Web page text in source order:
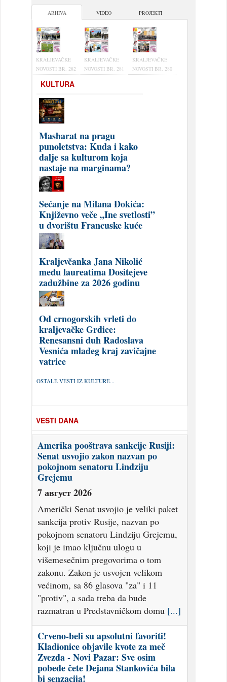
ARHIVA VIDEO PROJEKTI
KRALJEVAČKE
NOVOSTI BR. 282
KRALJEVAČKE
NOVOSTI BR. 281
KRALJEVAČKE
NOVOSTI BR. 280
KULTURA
Masharat na pragu
punoletstva: Kuda i kako
dalje sa kulturom koja
nastaje na marginama?
Sećanje na Milana Đokića:
Književno veče „Ine svetlosti”
u dvorištu Francuske kuće
Kraljevčanka Jana Nikolić
među laureatima Dositejeve
zadužbine za 2026 godinu
Od crnogorskih vrleti do
kraljevačke Grdice:
Renesansni duh Radoslava
Vesnića mlađeg kraj zavičajne
vatrice
OSTALE VESTI IZ KULTURE...
VESTI DANA
Amerika pooštrava sankcije Rusiji:
Senat usvojio zakon nazvan po
pokojnom senatoru Lindziju
Grejemu
7 август 2026
Američki Senat usvojio je veliki paket
sankcija protiv Rusije, nazvan po
pokojnom senatoru Lindziju Grejemu,
koji je imao ključnu ulogu u
višemesečnim pregovorima o tom
zakonu. Zakon je usvojen velikom
većinom, sa 86 glasova "za" i 11
"protiv", a sada treba da bude
razmatran u Predstavničkom domu [...]
Crveno-beli su apsolutni favoriti!
Kladionice objavile kvote za meč
Zvezda - Novi Pazar: Sve osim
pobede čete Dejana Stankovića bila
bi senzacija!